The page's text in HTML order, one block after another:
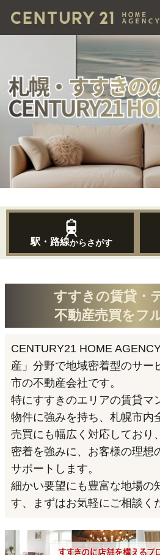
駅・路線からさがす
すすきの賃貸・
不動産売買をフ
CENTURY21 HOME
産」分野で地域密着型のサー
市の不動産会社です。
特にすすきのエリアの賃貸マ
物件に強みを持ち、札幌市内
売買にも幅広く対応しており
密着を強みに、お客様の理想
サポートします。
細かい要望にも豊富な地場の
す、まずはお気軽にご相談く